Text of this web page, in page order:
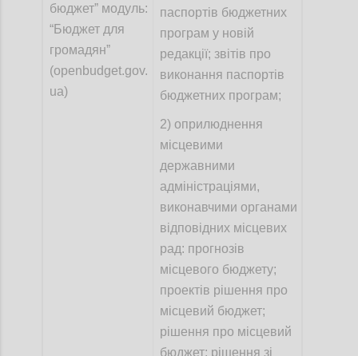
бюджетˮ модуль:
“Бюджет для
громадянˮ
(openbudget.gov.
ua)
паспортів бюджетних
програм у новій
редакції; звітів про
виконання паспортів
бюджетних програм;
2) оприлюднення
місцевими
державними
адміністраціями,
виконавчими органами
відповідних місцевих
рад: прогнозів
місцевого бюджету;
проектів рішення про
місцевий бюджет;
рішення про місцевий
бюджет; рішення зі